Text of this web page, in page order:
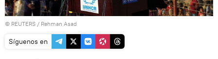
© REUTERS / Rehman Asad
Síguenos en